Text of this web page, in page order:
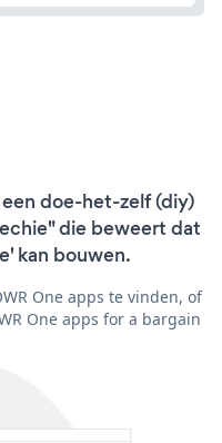
doe-het-zelf (diy)
die beweert dat
kan bouwen.
One apps te vinden, of
One apps for a bargain